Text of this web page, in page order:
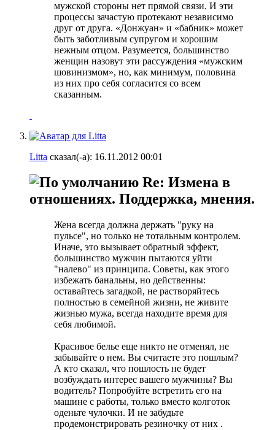
мужской стороны нет прямой связи. И эти
процессы зачастую протекают независимо
друг от друга. «Донжуан» и «бабник» может
быть заботливым супругом и хорошим
нежным отцом. Разумеется, большинство
женщин назовут эти рассуждения «мужским
шовинизмом», но, как минимум, половина
из них про себя согласится со всем
сказанным.
Litta сказал(-а): 16.11.2012 00:01
Re: Измена в
отношениях. Поддержка, мнения.
Жена всегда должна держать "руку на
пульсе", но только не тотальным контролем.
Иначе, это вызывает обратный эффект,
большинство мужчин пытаются уйти
"налево" из принципа. Советы, как этого
избежать банальны, но действенны:
оставайтесь загадкой, не растворяйтесь
полностью в семейной жизни, не живите
жизнью мужа, всегда находите время для
себя любимой.
Красивое белье еще никто не отменял, не
забывайте о нем. Вы считаете это пошлым?
А кто сказал, что пошлость не будет
возбуждать интерес вашего мужчины? Вы
водитель? Попробуйте встретить его на
машине с работы, только вместо колготок
оденьте чулочки. И не забудьте
продемонстрировать резиночку от них .